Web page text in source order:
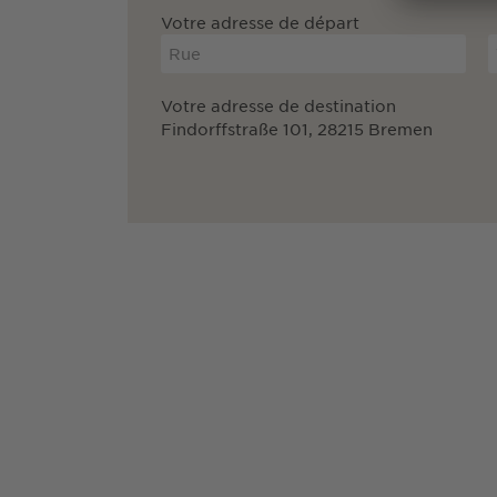
Votre adresse de départ
Votre adresse de destination
Findorffstraße 101, 28215 Bremen